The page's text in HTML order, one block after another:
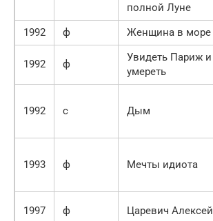
полной Луне
1992 ф Женщина в море
1992 ф
Увидеть Париж и
умереть
1992 с Дым
1993 ф Мечты идиота
1997 ф Царевич Алексей